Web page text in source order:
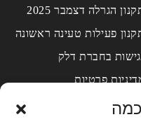
הגרלה דצמבר 2025
פעילות טעינה ראשונה
בחברת דלק
פרטיות
פרטיות מועדון